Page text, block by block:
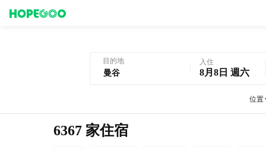
目的地 入住
8月8日 週六
位置
6367 家住宿